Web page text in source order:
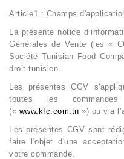
Article1 : Champs
La présente notice
Générales de Vente (les «
Société Tunisian Food
droit tunisien.
Les présentes CGV
toutes les
(« www.kfc.com.tn ») ou via
Les présentes CGV sont
faire l'objet d'une
votre commande.